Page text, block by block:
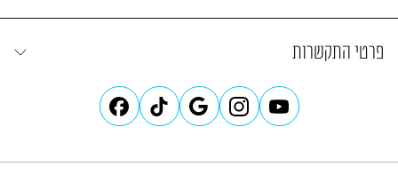
פרטי התקשרות